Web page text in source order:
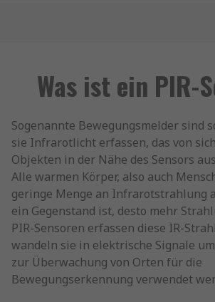
Was ist ein PIR-
Sogenannte Bewegungsmelder sind
sie Infrarotlicht erfassen, das von
Objekten in der Nähe des Sensors
Alle warmen Körper, also auch
geringe Menge an Infrarotstrahlung
ein Gegenstand ist, desto mehr
PIR-Sensoren erfassen diese IR-
wandeln sie in elektrische Signale
zur Überwachung von Orten für die
Bewegungserkennung verwendet